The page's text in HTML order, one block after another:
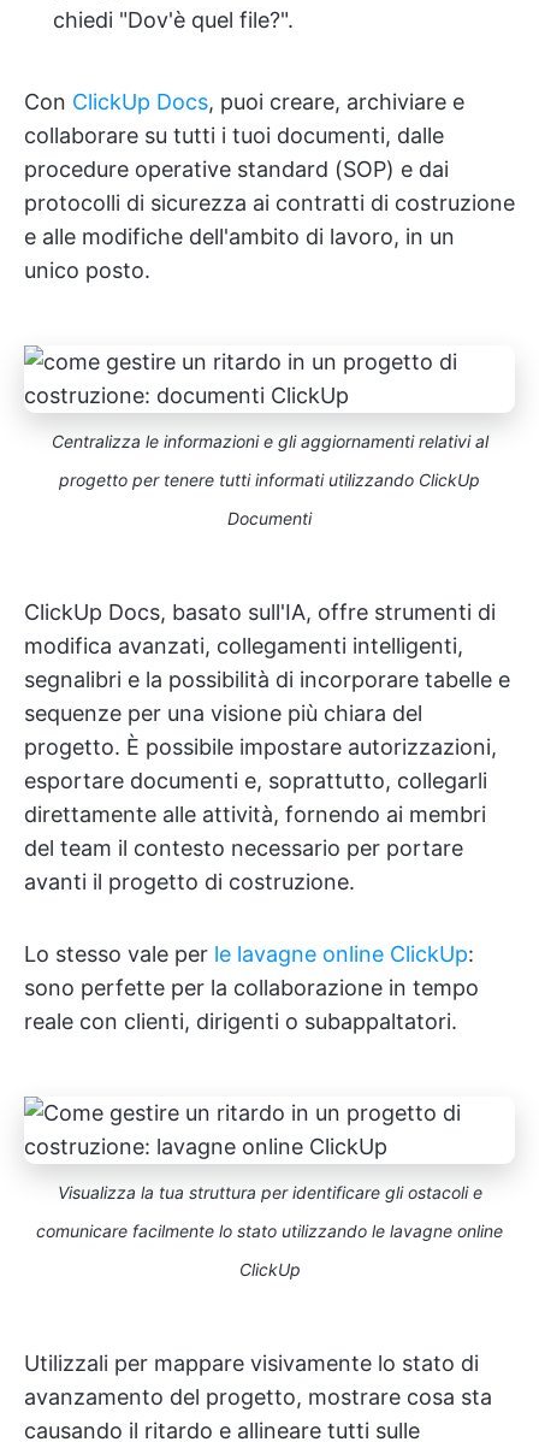
chiedi "Dov'è quel file?".
Con ClickUp Docs, puoi creare, archiviare e
collaborare su tutti i tuoi documenti, dalle
procedure operative standard (SOP) e dai
protocolli di sicurezza ai contratti di costruzione
e alle modifiche dell'ambito di lavoro, in un
unico posto.
Centralizza le informazioni e gli aggiornamenti relativi al
progetto per tenere tutti informati utilizzando ClickUp
Documenti
ClickUp Docs, basato sull'IA, offre strumenti di
modifica avanzati, collegamenti intelligenti,
segnalibri e la possibilità di incorporare tabelle e
sequenze per una visione più chiara del
progetto. È possibile impostare autorizzazioni,
esportare documenti e, soprattutto, collegarli
direttamente alle attività, fornendo ai membri
del team il contesto necessario per portare
avanti il progetto di costruzione.
Lo stesso vale per le lavagne online ClickUp:
sono perfette per la collaborazione in tempo
reale con clienti, dirigenti o subappaltatori.
Visualizza la tua struttura per identificare gli ostacoli e
comunicare facilmente lo stato utilizzando le lavagne online
ClickUp
Utilizzali per mappare visivamente lo stato di
avanzamento del progetto, mostrare cosa sta
causando il ritardo e allineare tutti sulle